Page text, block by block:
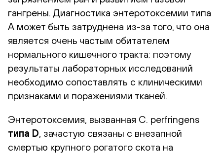
гангрены. Диагностика энтеротоксемии типа
А может быть затруднена из-за того, что она
является очень частым обитателем
нормального кишечного тракта; поэтому
результаты лабораторных исследований
необходимо сопоставлять с клиническими
признаками и поражениями тканей.
Энтеротоксемия, вызванная C. perfringens
типа D , зачастую связаны с внезапной
смертью крупного рогатого скота на